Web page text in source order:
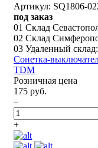
Артикул: SQ1806-
под заказ
01 Склад
02 Склад
03 Удаленный склад:
Сонетка-
TDM
Розничная цена
175 руб.
–
+